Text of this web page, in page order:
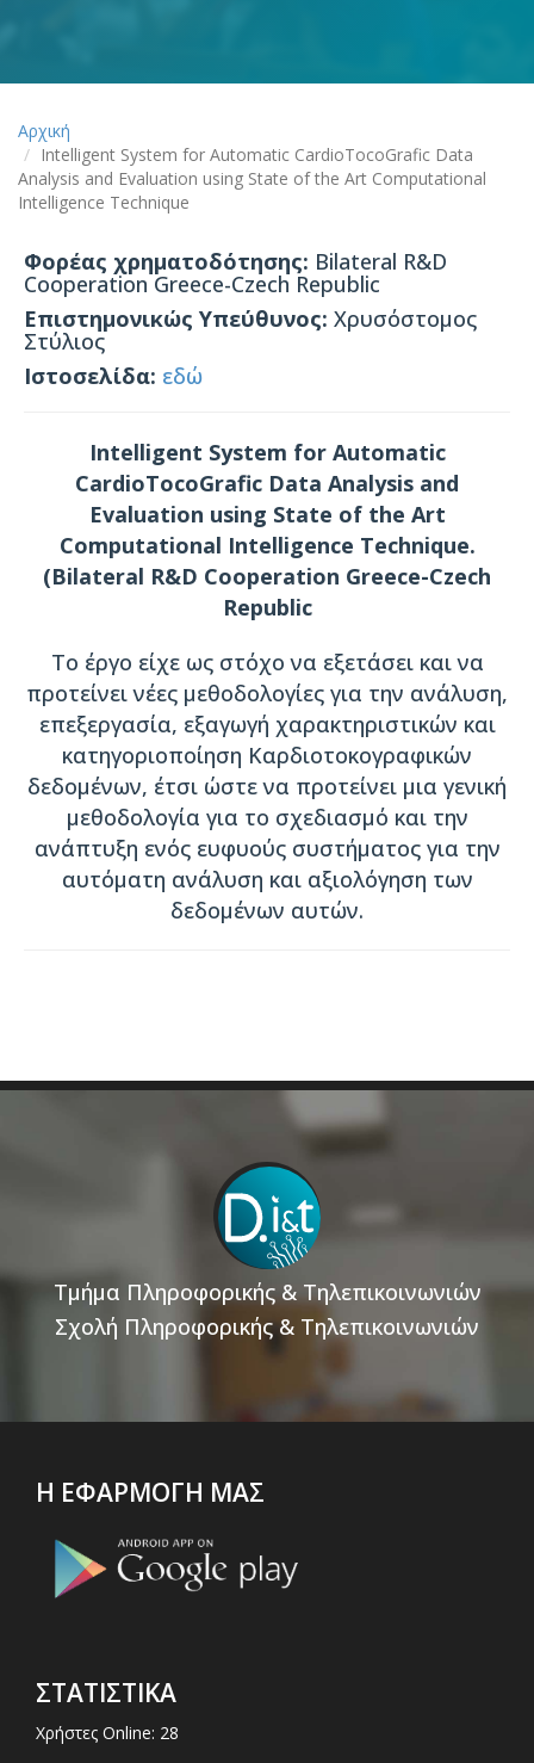
Αρχική
Intelligent System for Automatic CardioTocoGrafic Data
Analysis and Evaluation using State of the Art Computational
Intelligence Technique
Φορέας χρηματοδότησης: Bilateral R&D
Cooperation Greece-Czech Republic
Επιστημονικώς Υπεύθυνος: Χρυσόστομος
Στύλιος
Ιστοσελίδα: εδώ
Intelligent System for Automatic
CardioTocoGrafic Data Analysis and
Evaluation using State of the Art
Computational Intelligence Technique.
(Bilateral R&D Cooperation Greece-Czech
Republic
Το έργο είχε ως στόχο να εξετάσει και να
προτείνει νέες μεθοδολογίες για την ανάλυση,
επεξεργασία, εξαγωγή χαρακτηριστικών και
κατηγοριοποίηση Καρδιοτοκογραφικών
δεδομένων, έτσι ώστε να προτείνει μια γενική
μεθοδολογία για το σχεδιασμό και την
ανάπτυξη ενός ευφυούς συστήματος για την
αυτόματη ανάλυση και αξιολόγηση των
δεδομένων αυτών.
Τμήμα Πληροφορικής & Τηλεπικοινωνιών
Σχολή Πληροφορικής & Τηλεπικοινωνιών
Η ΕΦΑΡΜΟΓΗ ΜΑΣ
ΣΤΑΤΙΣΤΙΚΑ
Χρήστες Online: 28